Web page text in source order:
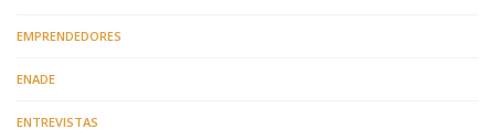
EMPRENDEDORES
ENADE
ENTREVISTAS